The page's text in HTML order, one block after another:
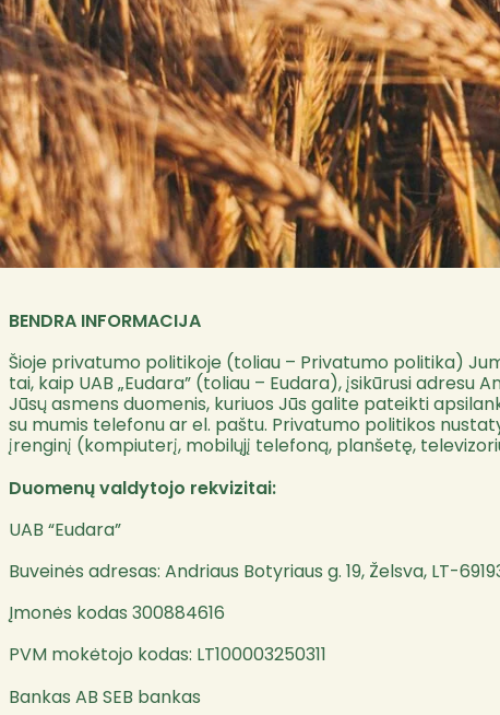
BENDRA INFORMACIJA
Šioje privatumo politikoje (toliau – Privatumo politika)
tai, kaip UAB „Eudara” (toliau – Eudara), įsikūrusi adresu
Jūsų asmens duomenis, kuriuos Jūs galite pateikti
su mumis telefonu ar el. paštu. Privatumo politikos
įrenginį (kompiuterį, mobilųjį telefoną, planšetę,
Duomenų valdytojo rekvizitai:
UAB “Eudara”
Buveinės adresas: Andriaus Botyriaus g. 19, Želsva, LT-
Įmonės kodas 300884616
PVM mokėtojo kodas: LT100003250311
Bankas AB SEB bankas